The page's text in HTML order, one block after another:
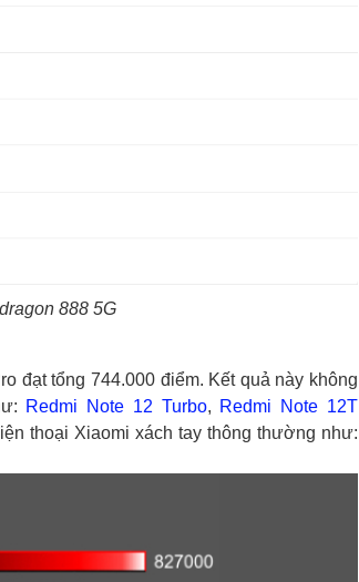
888 5G
đạt tổng 744.000 điểm. Kết quả này không
Redmi Note 12 Turbo, Redmi Note 12T
thoại Xiaomi xách tay thông thường như: